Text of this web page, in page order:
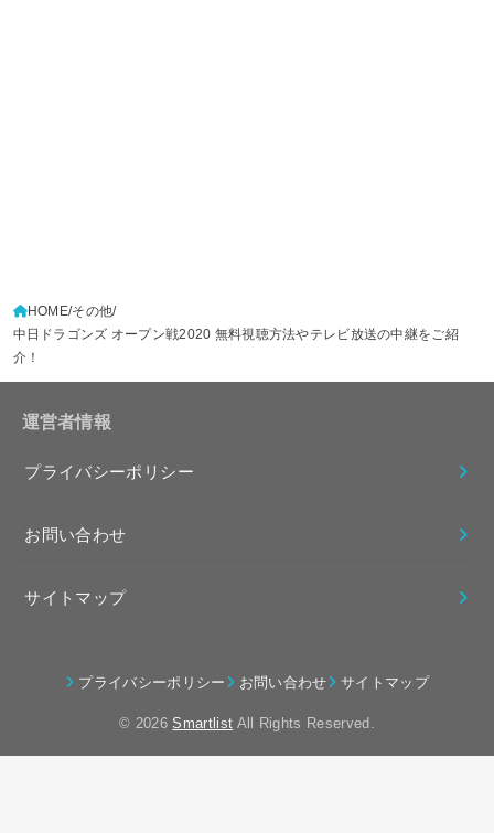
HOME その他
中日ドラゴンズ オープン戦2020 無料視聴方法やテレビ放送の中継をご紹
介！
運営者情報
プライバシーポリシー
お問い合わせ
サイトマップ
プライバシーポリシー お問い合わせ サイトマップ
© 2026Smartlist All Rights Reserved.